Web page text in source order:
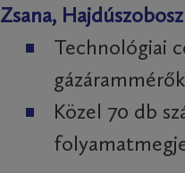
Zsana,
Technológiai
Közel 70 db